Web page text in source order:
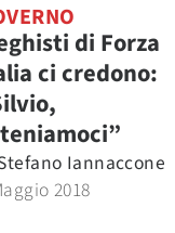
di Forza
ci credono:
Iannaccone
2018